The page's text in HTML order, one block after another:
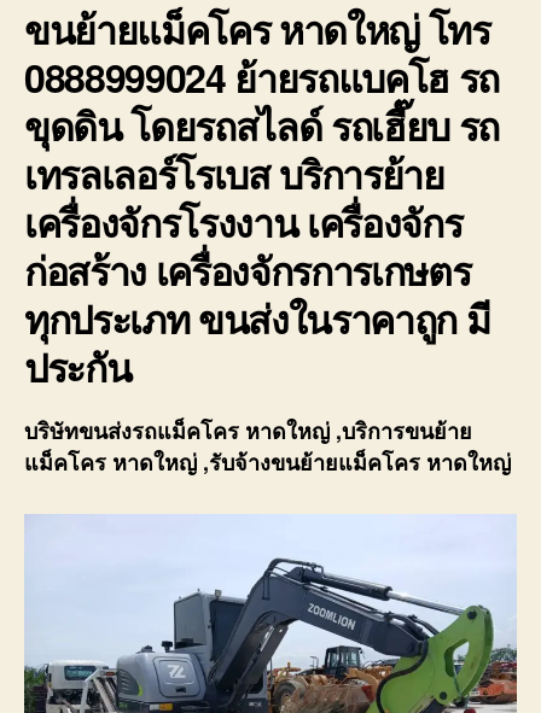
ขนย้ายแม็คโครหาดใหญ่ โทร
0888999024 ย้ายรถแบคโฮ รถ
ขุดดิน โดยรถสไลด์ รถเฮี๊ยบ รถ
เทรลเลอร์โรเบส บริการย้าย
เครื่องจักรโรงงาน เครื่องจักร
ก่อสร้าง เครื่องจักรการเกษตร
ทุกประเภท ขนส่งในราคาถูก มี
ประกัน
บริษัทขนส่งรถแม็คโคร หาดใหญ่ ,บริการขนย้าย
แม็คโคร หาดใหญ่ ,รับจ้างขนย้ายแม็คโคร หาดใหญ่